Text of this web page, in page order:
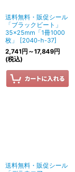
送料無料・販促シール
「ブラックビート」
35×25mm「1冊1000
枚」
[2040-h-37]
2,741 円 ～17,849円
(税込)
送料無料・販促シール